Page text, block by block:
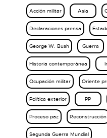
Acción militar Asia
Declaraciones prensa
George W. Bush Guerra
Historia contemporánea
Ocupación militar Oriente
Política exterior PP
Proceso paz Reconstrucción
Segunda Guerra Mundial